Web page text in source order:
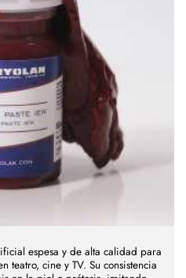
espesa y de alta calidad para
teatro, cine y TV. Su consistencia